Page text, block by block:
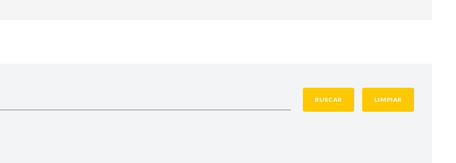
BUSCAR LIMPIAR